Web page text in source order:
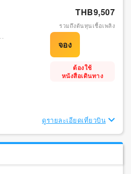
THB9,507
รวมถึงต้นทุนเชื้อเพลิง
ต้องใช้
หนังสือเดินทาง
ดูรายละเอียดเที่ยวบิน